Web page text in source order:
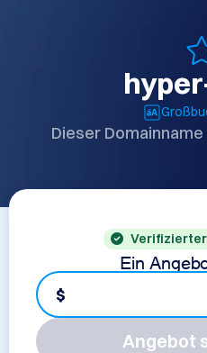
Dieser
Verifizierter
Ein
$
Angebot